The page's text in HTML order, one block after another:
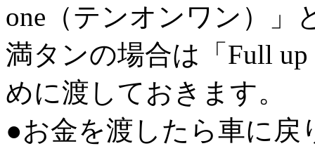
one（テンオンワン）」
満タンの場合は「Full
めに渡しておきます。
●お金を渡したら車に戻